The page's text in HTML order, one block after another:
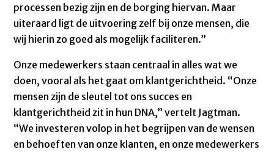
processen bezig zijn en de borging hiervan. Maar
uiteraard ligt de uitvoering zelf bij onze mensen, die
wij hierin zo goed als mogelijk faciliteren.”
Onze medewerkers staan centraal in alles wat we
doen, vooral als het gaat om klantgerichtheid. “Onze
mensen zijn de sleutel tot ons succes en
klantgerichtheid zit in hun DNA,” vertelt Jagtman.
“We investeren volop in het begrijpen van de wensen
en behoeften van onze klanten, en onze medewerkers